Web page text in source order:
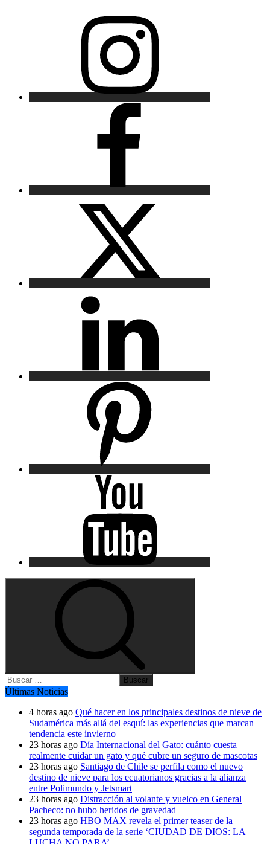
Buscar:
Últimas Noticias
4 horas ago Qué hacer en los principales destinos de nieve de
Sudamérica más allá del esquí: las experiencias que marcan
tendencia este invierno
23 horas ago Día Internacional del Gato: cuánto cuesta
realmente cuidar un gato y qué cubre un seguro de mascotas
23 horas ago Santiago de Chile se perfila como el nuevo
destino de nieve para los ecuatorianos gracias a la alianza
entre Polimundo y Jetsmart
23 horas ago Distracción al volante y vuelco en General
Pacheco: no hubo heridos de gravedad
23 horas ago HBO MAX revela el primer teaser de la
segunda temporada de la serie ‘CIUDAD DE DIOS: LA